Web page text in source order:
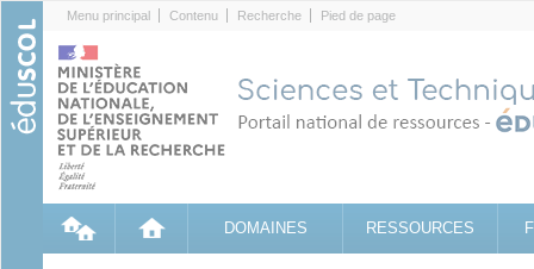
Menu principal Contenu Recherche Pied de page
DOMAINES RESSOURCES